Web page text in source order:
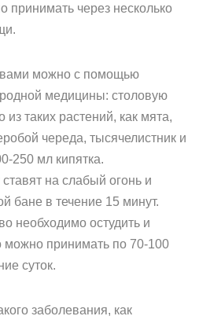
принимать через несколько
можно с помощью
медицины: столовую
таких растений, как мята,
череда, тысячелистник и
250 мл кипятка.
на слабый огонь и
бане в течение 15 минут.
необходимо остудить и
можно принимать по 70-100
суток.
заболевания, как